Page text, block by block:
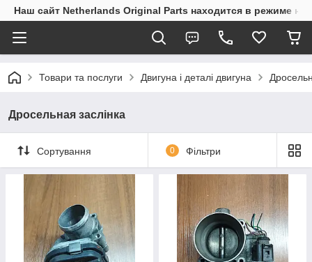
Наш сайт Netherlands Original Parts находится в режиме
Товари та послуги Двигуна і деталі двигуна
Дросельная заслінка
Сортування 0 Фільтри